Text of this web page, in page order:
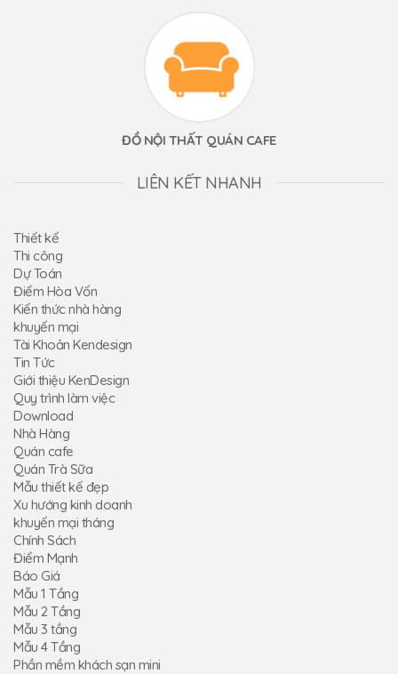
ĐỒ NỘI THẤT QUÁN CAFE
LIÊN KẾT NHANH
Thiết kế
Thi công
Dự Toán
Điểm Hòa Vốn
Kiến thức nhà hàng
khuyến mại
Tài Khoản Kendesign
Tin Tức
Giới thiệu KenDesign
Quy trình làm việc
Download
Nhà Hàng
Quán cafe
Quán Trà Sữa
Mẫu thiết kế đẹp
Xu hướng kinh doanh
khuyến mại tháng
Chính Sách
Điểm Mạnh
Báo Giá
Mẫu 1 Tầng
Mẫu 2 Tầng
Mẫu 3 tầng
Mẫu 4 Tầng
Phần mềm khách sạn mini